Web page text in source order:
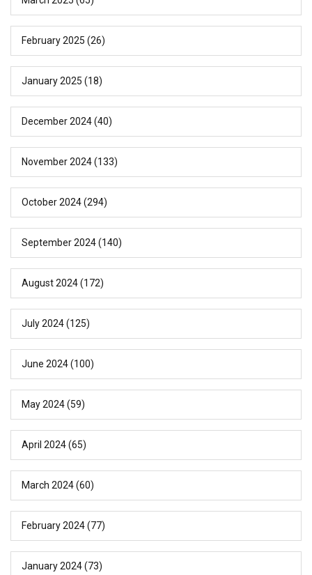
February 2025 (26)
January 2025 (18)
December 2024(40)
November 2024(133)
October 2024(294)
September 2024(140)
August 2024(172)
July 2024(125)
June 2024(100)
May 2024(59)
April 2024(65)
March 2024(60)
February 2024(77)
January 2024(73)